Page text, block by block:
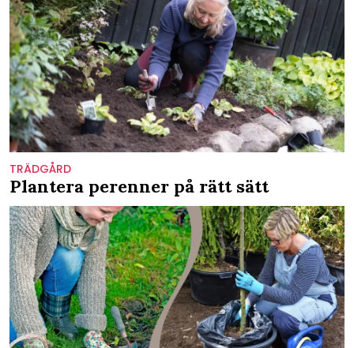
TRÄDGÅRD
Plantera perenner på rätt sätt